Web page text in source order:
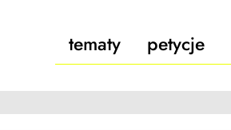
tematy petycje